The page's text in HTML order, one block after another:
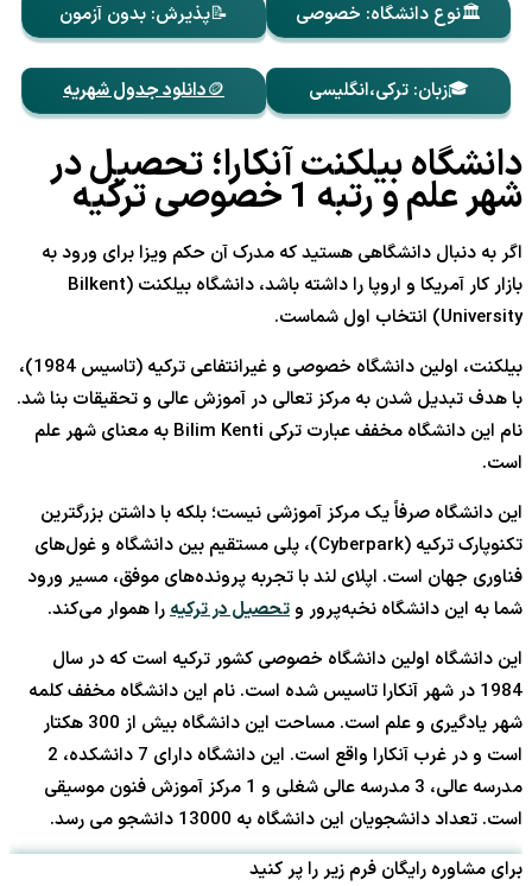
🏛️نوع دانشگاه: خصوصی 📝پذیرش: بدون آزمون
🎓زبان: ترکی،انگلیسی 🪙دانلود جدول شهریه
دانشگاه بیلکنت آنکارا؛ تحصیل در
شهر علم و رتبه 1 خصوصی ترکیه
اگر به دنبال دانشگاهی هستید که مدرک آن حکم ویزا برای ورود به
بازار کار آمریکا و اروپا را داشته باشد، دانشگاه بیلکنت (Bilkent
University) انتخاب اول شماست.
بیلکنت، اولین دانشگاه خصوصی و غیرانتفاعی ترکیه (تاسیس 1984)،
با هدف تبدیل شدن به مرکز تعالی در آموزش عالی و تحقیقات بنا شد.
نام این دانشگاه مخفف عبارت ترکی Bilim Kenti به معنای شهر علم
است.
این دانشگاه صرفاً یک مرکز آموزشی نیست؛ بلکه با داشتن بزرگترین
تکنوپارک ترکیه (Cyberpark)، پلی مستقیم بین دانشگاه و غول‌های
فناوری جهان است. اپلای لند با تجربه پرونده‌های موفق، مسیر ورود
شما به این دانشگاه نخبه‌پرور وتحصیل در ترکیهرا هموار می‌کند.
این دانشگاه اولین دانشگاه خصوصی کشور ترکیه است که در سال
1984 در شهر آنکارا تاسیس شده است. نام این دانشگاه مخفف کلمه
شهر یادگیری و علم است. مساحت این دانشگاه بیش از 300 هکتار
است و در غرب آنکارا واقع است. این دانشگاه دارای 7 دانشکده، 2
مدرسه عالی، 3 مدرسه عالی شغلی و 1 مرکز آموزش فنون موسیقی
است. تعداد دانشجویان این دانشگاه به 13000 دانشجو می رسد.
برای مشاوره رایگان فرم زیر را پر کنید